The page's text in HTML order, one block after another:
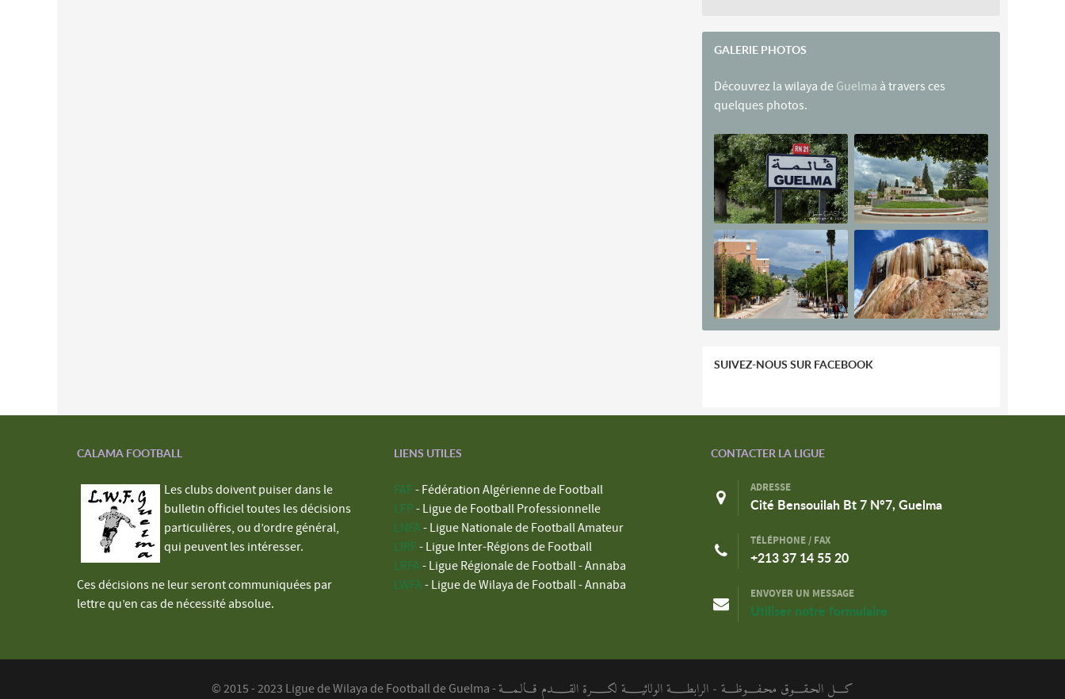
GALERIE PHOTOS
Découvrez la wilaya de Guelma à travers ces
quelques photos.
SUIVEZ-NOUS SUR FACEBOOK
CALAMA FOOTBALL
Les clubs doivent puiser dans le
bulletin officiel toutes les décisions
particulières, ou d’ordre général,
qui peuvent les intéresser.
Ces décisions ne leur seront communiquées par
lettre qu’en cas de nécessité absolue.
LIENS UTILES
FAF - Fédération Algérienne de Football
LFP - Ligue de Football Professionnelle
LNFA - Ligue Nationale de Football Amateur
LIRF - Ligue Inter-Régions de Football
LRFA - Ligue Régionale de Football - Annaba
LWFA - Ligue de Wilaya de Football - Annaba
CONTACTER LA LIGUE
ADRESSE
Cité Bensouilah Bt 7 N°7, Guelma
TÉLÉPHONE / FAX
+213 37 14 55 20
ENVOYER UN MESSAGE
Utiliser notre formulaire
© 2015 - 2023 Ligue de Wilaya de Football de Guelma -كـــل الحـقـــوق محـفـــوظـــة - الرابطــــة الولائيــــة لكــــرة القــــدم قـالـمـــة